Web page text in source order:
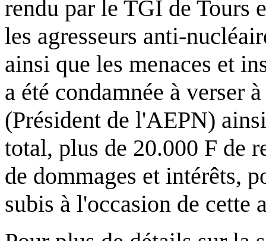
rendu par le TGI de Tours
les agresseurs anti-
ainsi que les menaces et
a été condamnée à verser
(Président de l'AEPN)
total, plus de 20.000 F de
de dommages et intérêts,
subis à l'occasion de cette